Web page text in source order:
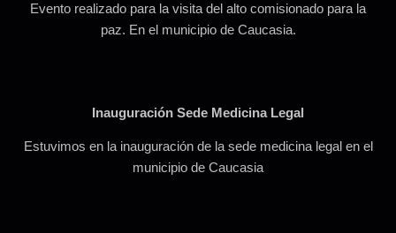
Evento realizado para la visita del alto comisionado para la
paz. En el municipio de Caucasia.
Inauguración Sede Medicina Legal
Estuvimos en la inauguración de la sede medicina legal en el
municipio de Caucasia